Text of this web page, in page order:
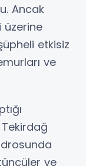
Ancak
üzerine
etkisiz
ve
ve